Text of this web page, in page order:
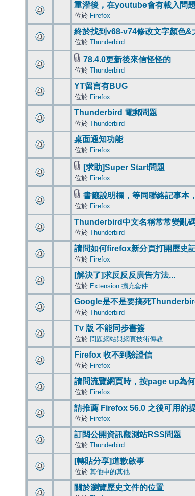
重灌後，在youtube會有載入問題
位於 Firefox
終於找到v68-v74修改文字顏色&
位於 Thunderbird
78.4.0更新後來信怪怪的
位於 Thunderbird
YT留言有BUG
位於 Firefox
Thunderbird 電郵問題
位於 Thunderbird
桌面通知功能
位於 Firefox
[求助]Super Start問題
位於 Firefox
書籤說明欄，等同聯絡記事本
位於 Firefox
Thunderbird中文名稱常常變亂
位於 Thunderbird
請問如何firefox新分頁打開歷史
位於 Firefox
[解決了]求反反反廣告方法...
位於 Extension 擴充套件
Google是不是要搞死
位於 Thunderbird
Tv 版 不能同步書簽
位於 問題網站與網頁技術傳教
Firefox 收不到驗證信
位於 Firefox
請問流覽網頁時，按page up為
位於 Firefox
請推薦 Firefox 56.0 之後可用的
位於 Firefox
訂閱公開資訊觀測站RSS問題
位於 Thunderbird
[轉貼分享]道歉啟事
位於 其他中的其他
關於瀏覽歷史文件的位置